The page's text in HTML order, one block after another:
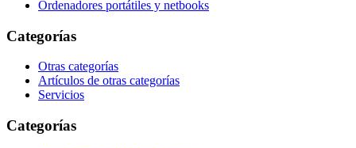
Ordenadores portátiles y netbooks
Categorías
Otras categorías
Artículos de otras categorías
Servicios
Categorías